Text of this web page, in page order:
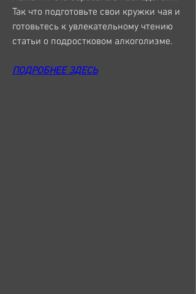
Так что подготовьте свои кружки чая и
готовьтесь к увлекательному чтению
статьи о подростковом алкоголизме.
ПОДРОБНЕЕ ЗДЕСЬ